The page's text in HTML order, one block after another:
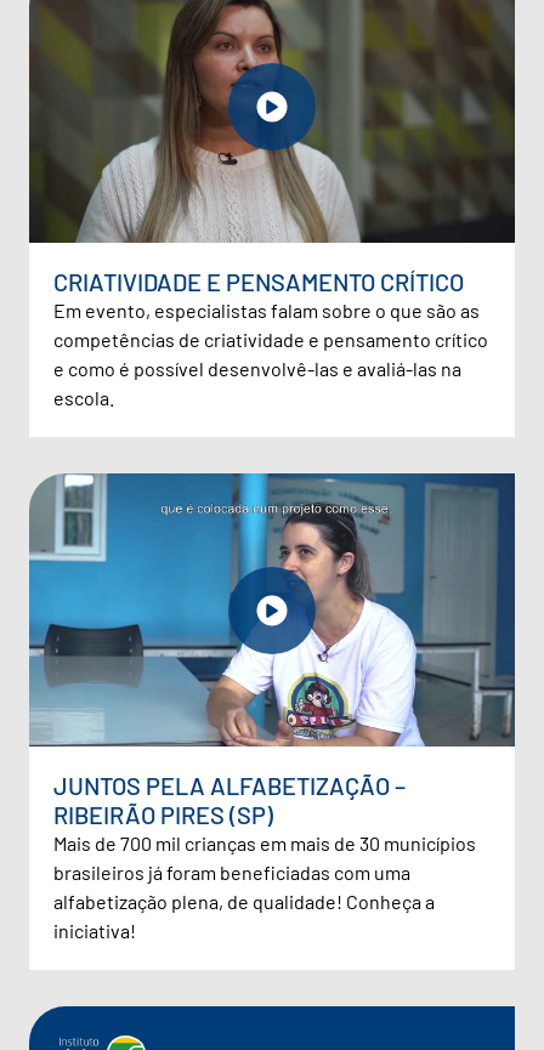
CRIATIVIDADE E PENSAMENTO CRÍTICO
Em evento, especialistas falam sobre o que são as
competências de criatividade e pensamento crítico
e como é possível desenvolvê-las e avaliá-las na
escola.
JUNTOS PELA ALFABETIZAÇÃO –
RIBEIRÃO PIRES (SP)
Mais de 700 mil crianças em mais de 30 municípios
brasileiros já foram beneficiadas com uma
alfabetização plena, de qualidade! Conheça a
iniciativa!